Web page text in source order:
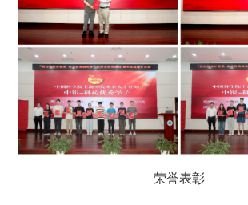
荣誉表彰